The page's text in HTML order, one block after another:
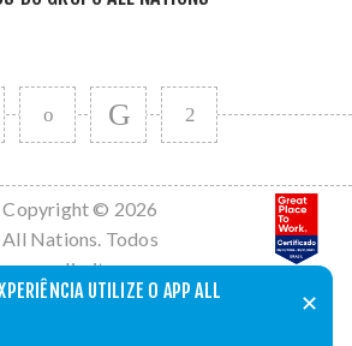
UTILIZE O APP ALL
✕
Copyright © 2026
All Nations. Todos
os direitos
reservados.